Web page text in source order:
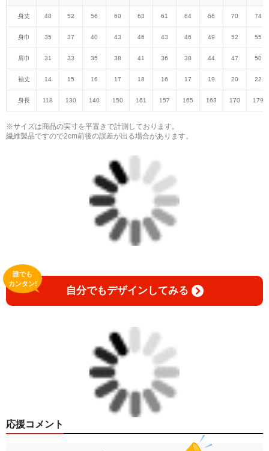
身丈 48 52 56 60 63 61 64 66 70 74
身巾 35 37 40 43 46 43 46 49 52 55
肩巾 31 33 35 38 41 36 38 44 47 50
袖丈 14 15 16 17 18 16 17 19 20 22
身長 118 130 140 150 161 157 165 163 170 179
※サイズは商品の実寸を平置きで計測しております。
繊維製品ですので2cm前後の誤差が出る場合があります。
自分でもデザインしてみる
誰でも
カンタン!
応援コメント